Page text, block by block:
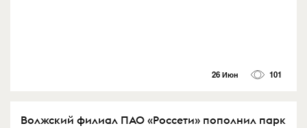
26 Июн 101
Волжский филиал ПАО «Россети» пополнил парк